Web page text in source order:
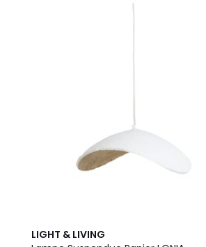
LIGHT & LIVING
2